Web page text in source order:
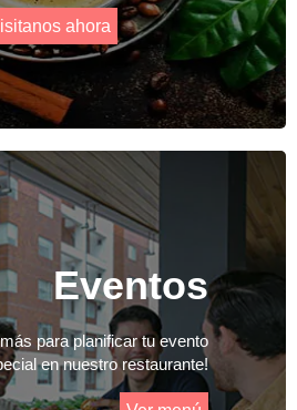
ahora
Eventos
para planificar tu evento
en nuestro restaurante!